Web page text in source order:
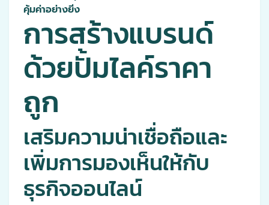
คุ้มค่าอย่างยิ่ง
การสร้างแบรนด์
ด้วยปั้มไลค์ราคา
ถูก
เสริมความน่าเชื่อถือและ
เพิ่มการมองเห็นให้กับ
ธุรกิจออนไลน์